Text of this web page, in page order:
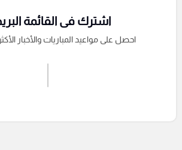
اشترك فى القائمة
احصل على مواعيد المباريات والأخبار